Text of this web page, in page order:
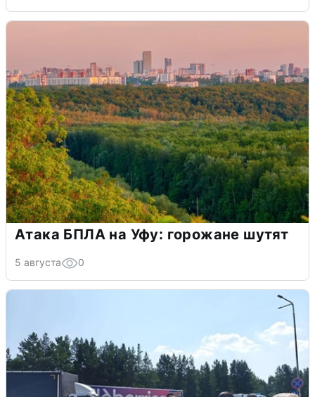
Атака БПЛА на Уфу: горожане шутят
5 августа 0